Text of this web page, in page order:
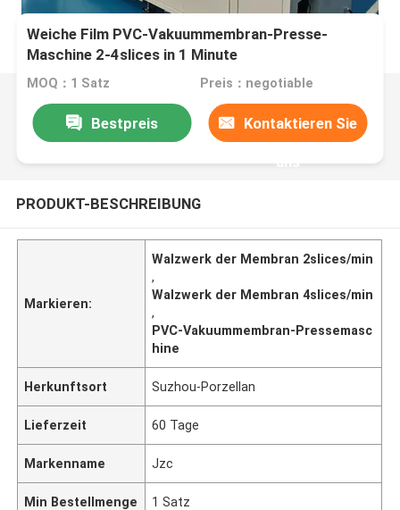
Weiche Film PVC-Vakuummembran-Presse-
Maschine 2-4slices in 1 Minute
MOQ：1 Satz Preis：negotiable
Bestpreis Kontaktieren Sie
uns
PRODUKT-BESCHREIBUNG
Markieren:
Walzwerk der Membran 2slices/min
,
Walzwerk der Membran 4slices/min
,
PVC-Vakuummembran-Pressemasc
hine
Herkunftsort Suzhou-Porzellan
Lieferzeit 60 Tage
Markenname Jzc
Min Bestellmenge 1 Satz